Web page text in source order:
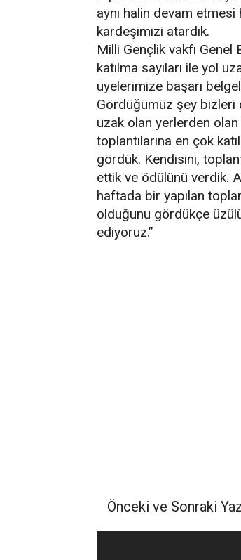
aynı halin devam
kardeşimizi atardık.
Milli Gençlik vakfı Genel
katılma sayıları ile yol
üyelerimize başarı
Gördüğümüz şey bizleri
uzak olan yerlerden olan
toplantılarına en çok
gördük. Kendisini,
ettik ve ödülünü verdik.
haftada bir yapılan
olduğunu gördükçe
ediyoruz.”
Önceki ve Sonraki